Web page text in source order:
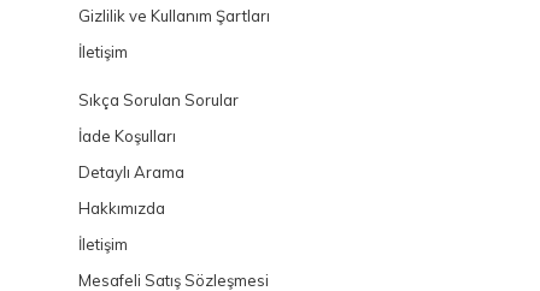
Gizlilik ve Kullanım Şartları
İletişim
Sıkça Sorulan Sorular
İade Koşulları
Detaylı Arama
Hakkımızda
İletişim
Mesafeli Satış Sözleşmesi